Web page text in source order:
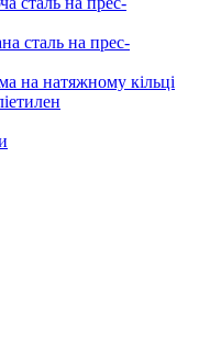
сталь на прес-
на натяжному кільці